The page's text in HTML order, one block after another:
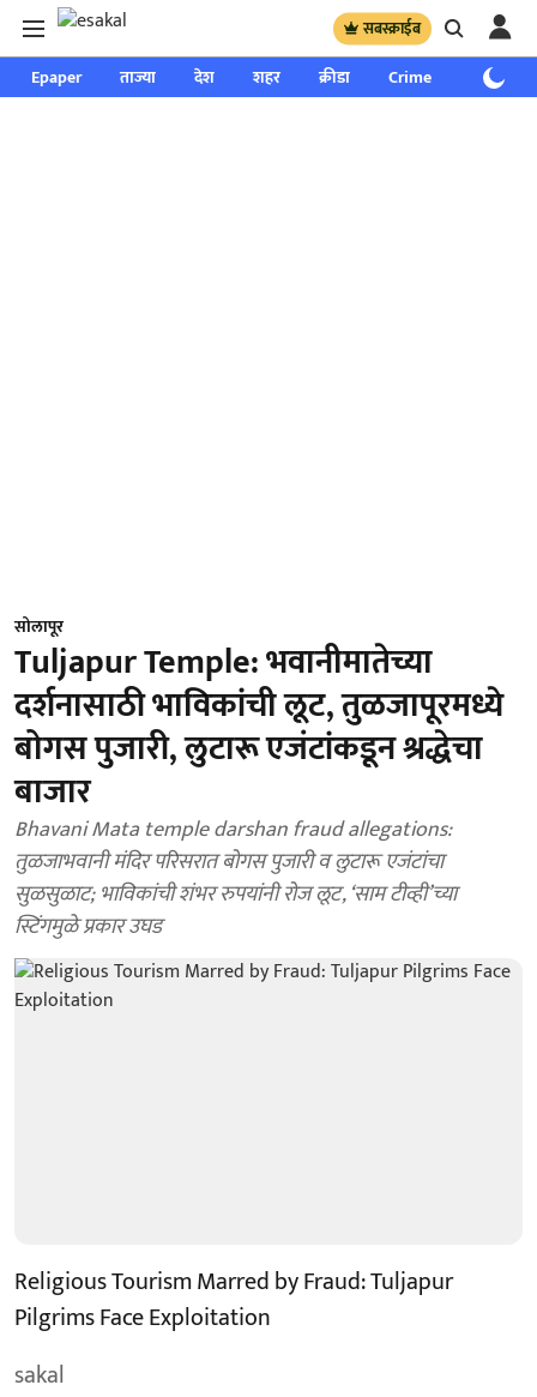
सबस्क्राईब
Epaper ताज्या देश शहर क्रीडा Crime साप्ताहिक
सोलापूर
Tuljapur Temple: भवानीमातेच्या
दर्शनासाठी भाविकांची लूट, तुळजापूरमध्ये
बोगस पुजारी, लुटारू एजंटांकडून श्रद्धेचा
बाजार
Bhavani Mata temple darshan fraud allegations:
तुळजाभवानी मंदिर परिसरात बोगस पुजारी व लुटारू एजंटांचा
सुळसुळाट; भाविकांची शंभर रुपयांनी रोज लूट, ‘साम टीव्ही’च्या
स्टिंगमुळे प्रकार उघड
Religious Tourism Marred by Fraud: Tuljapur
Pilgrims Face Exploitation
sakal